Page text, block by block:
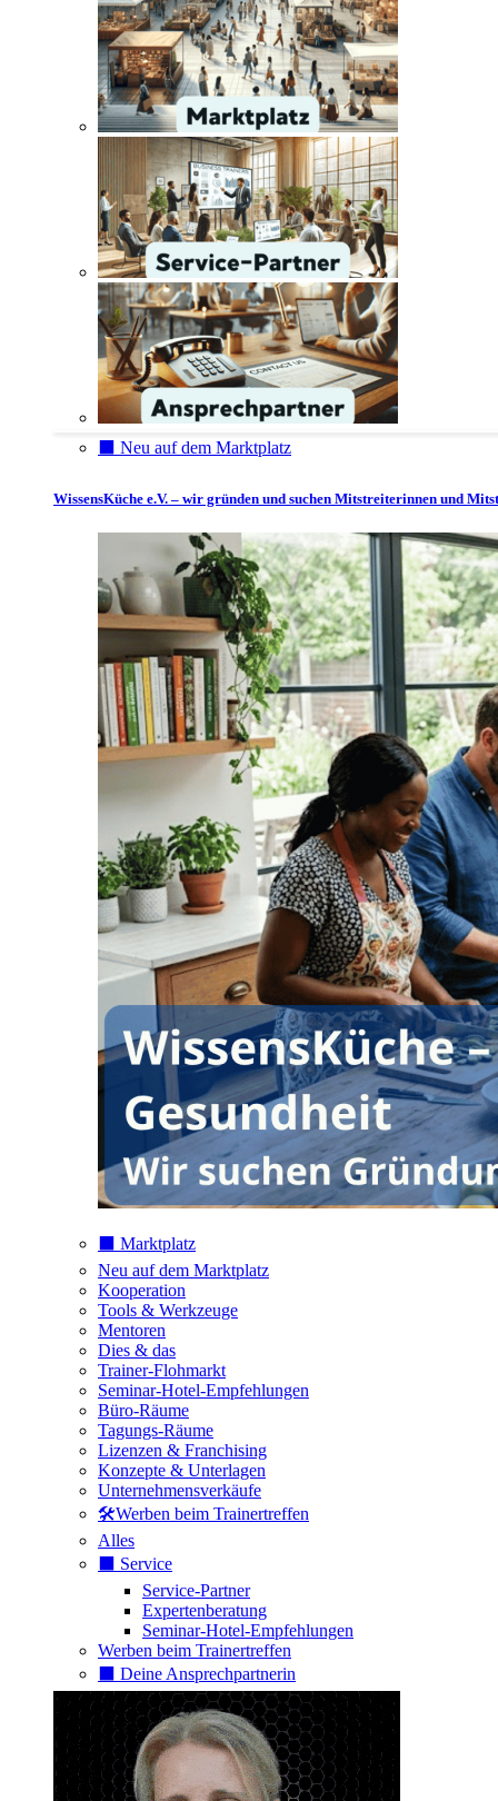
⬛️ Neu auf dem Marktplatz
WissensKüche e.V. – wir gründen und suchen Mitstreiterinnen und
⬛️ Marktplatz
Neu auf dem Marktplatz
Kooperation
Tools & Werkzeuge
Mentoren
Dies & das
Trainer-Flohmarkt
Seminar-Hotel-Empfehlungen
Büro-Räume
Tagungs-Räume
Lizenzen & Franchising
Konzepte & Unterlagen
Unternehmensverkäufe
🛠️Werben beim Trainertreffen
Alles
⬛️ Service
Service-Partner
Expertenberatung
Seminar-Hotel-Empfehlungen
Werben beim Trainertreffen
⬛️ Deine Ansprechpartnerin